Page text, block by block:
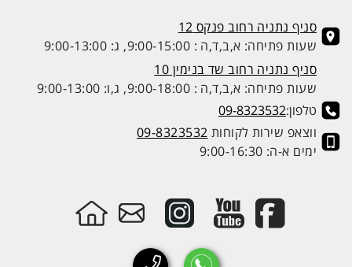
סניף נתניה רחוב פנקס 12
שעות פתיחה: א,ב,ד,ה : 9:00-15:00, ג: 9:00-13:00
סניף נתניה רחוב שד בנימין 10
שעות פתיחה: א,ב,ד,ה : 9:00-18:00, ג,ו: 9:00-13:00
טלפון:09-8323532
ווצאפ שירות לקוחות 09-8323532
ימים א-ה: 9:00-16:30